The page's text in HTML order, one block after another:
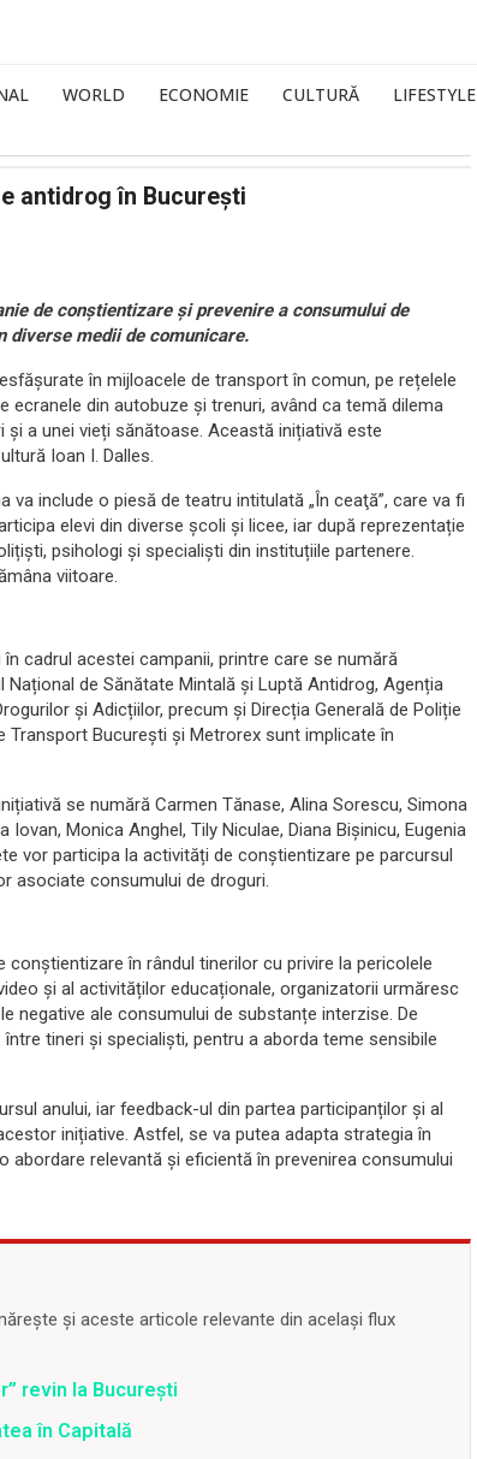
WORLD ECONOMIE CULTURĂ LIFESTYLE
antidrog în București
de conștientizare și prevenire a consumului de
diverse medii de comunicare.
în mijloacele de transport în comun, pe rețelele
ecranele din autobuze și trenuri, având ca temă dilema
a unei vieți sănătoase. Această inițiativă este
Ioan I. Dalles.
include o piesă de teatru intitulată „În ceaţă”, care va fi
elevi din diverse școli și licee, iar după reprezentație
psihologi și specialiști din instituțiile partenere.
viitoare.
cadrul acestei campanii, printre care se numără
de Sănătate Mintală și Luptă Antidrog, Agenția
și Adicțiilor, precum și Direcția Generală de Poliție
Transport București și Metrorex sunt implicate în
se numără Carmen Tănase, Alina Sorescu, Simona
Monica Anghel, Tily Niculae, Diana Bișinicu, Eugenia
vor participa la activități de conștientizare pe parcursul
asociate consumului de droguri.
în rândul tinerilor cu privire la pericolele
și al activităților educaționale, organizatorii urmăresc
negative ale consumului de substanțe interzise. De
tineri și specialiști, pentru a aborda teme sensibile
anului, iar feedback-ul din partea participanților și al
inițiative. Astfel, se va putea adapta strategia în
relevantă și eficientă în prevenirea consumului
și aceste articole relevante din același flux
revin la București
în Capitală